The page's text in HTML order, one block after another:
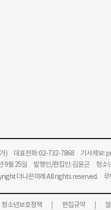
) 대표전화: 02-732-7868 기사제보:
9월 25일 발행인/편집인: 김윤곤 청소
더나은미래 All rights reserved. 무
청소년보호정책 편집규약